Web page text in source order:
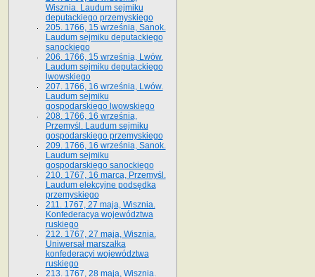
Wisznia. Laudum sejmiku
deputackiego przemyskiego
205. 1766, 15 września, Sanok.
Laudum sejmiku deputackiego
sanockiego
206. 1766, 15 września, Lwów.
Laudum sejmiku deputackiego
lwowskiego
207. 1766, 16 września, Lwów.
Laudum sejmiku
gospodarskiego lwowskiego
208. 1766, 16 września,
Przemyśl. Laudum sejmiku
gospodarskiego przemyskiego
209. 1766, 16 września, Sanok.
Laudum sejmiku
gospodarskiego sanockiego
210. 1767, 16 marca, Przemyśl.
Laudum elekcyjne podsędka
przemyskiego
211. 1767, 27 maja, Wisznia.
Konfederacya województwa
ruskiego
212. 1767, 27 maja, Wisznia.
Uniwersał marszałka
konfederacyi województwa
ruskiego
213. 1767, 28 maja, Wisznia.